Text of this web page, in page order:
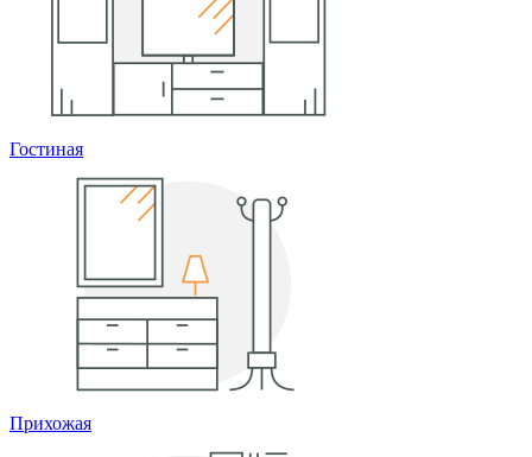
Гостиная
Прихожая